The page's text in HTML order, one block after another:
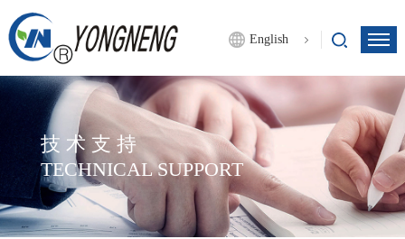
English
技术支持
TECHNICAL SUPPORT